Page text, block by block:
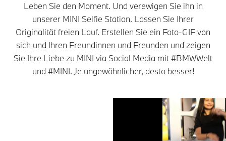
Leben Sie den Moment. Und verewigen Sie ihn in
unserer MINI Selfie Station. Lassen Sie Ihrer
Originalität freien Lauf. Erstellen Sie ein Foto-GIF von
sich und Ihren Freundinnen und Freunden und zeigen
Sie Ihre Liebe zu MINI via Social Media mit #BMWWelt
und #MINI. Je ungewöhnlicher, desto besser!